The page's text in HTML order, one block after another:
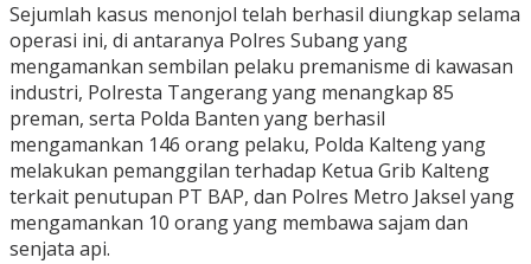
Sejumlah kasus menonjol telah berhasil diungkap selama
operasi ini, di antaranya Polres Subang yang
mengamankan sembilan pelaku premanisme di kawasan
industri, Polresta Tangerang yang menangkap 85
preman, serta Polda Banten yang berhasil
mengamankan 146 orang pelaku, Polda Kalteng yang
melakukan pemanggilan terhadap Ketua Grib Kalteng
terkait penutupan PT BAP, dan Polres Metro Jaksel yang
mengamankan 10 orang yang membawa sajam dan
senjata api.